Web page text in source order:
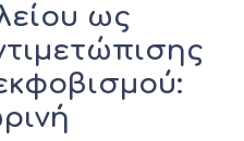
ως